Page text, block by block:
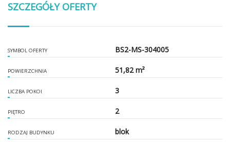
SZCZEGÓŁY OFERTY
SYMBOL OFERTY BS2-MS-304005
POWIERZCHNIA 51,82 m²
LICZBA POKOI 3
PIĘTRO 2
RODZAJ BUDYNKU blok